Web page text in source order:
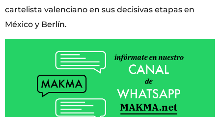
cartelista valenciano en sus decisivas etapas en
México y Berlín.